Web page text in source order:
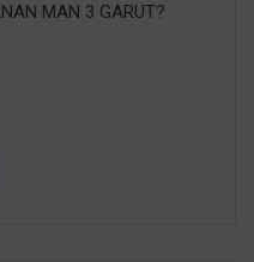
MAN 3 GARUT?